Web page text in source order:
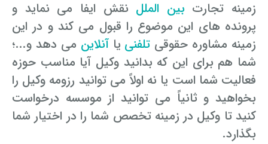
زمینه تجارت بین الملل نقش ایفا می نماید و
پرونده های این موضوع را قبول می کند و در این
زمینه مشاوره حقوقی تلفنی یاآنلاین می دهد و...؛
شما هم برای این که بدانید وکیل آیا مناسب حوزه
فعالیت شما است یا نه اولاً می توانید رزومه وکیل را
بخواهید و ثانیاً می توانید از موسسه درخواست
کنید تا وکیل در زمینه تخصص شما را در اختیار شما
بگذارد.